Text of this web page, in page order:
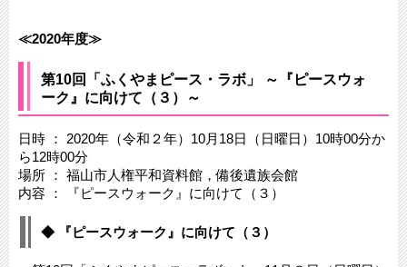
≪2020年度≫
第10回「ふくやまピース・ラボ」 ～『ピースウォ
ーク』に向けて（３）～
日時 ： 2020年（令和２年）10月18日（日曜日）10時00分か
ら12時00分
場所 ： 福山市人権平和資料館，備後遺族会館
内容 ： 『ピースウォーク』に向けて（３）
◆ 『ピースウォーク』に向けて（３）